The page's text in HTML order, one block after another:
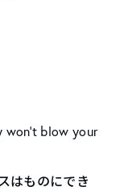
won’t blow your
はものにでき